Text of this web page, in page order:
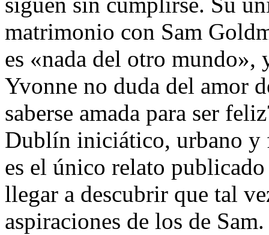
matrimonio con Sam
es «nada del otro mundo»,
Yvonne no duda del amor
saberse amada para ser
Dublín iniciático, urbano y
es el único relato
llegar a descubrir que tal
aspiraciones de los de Sam.